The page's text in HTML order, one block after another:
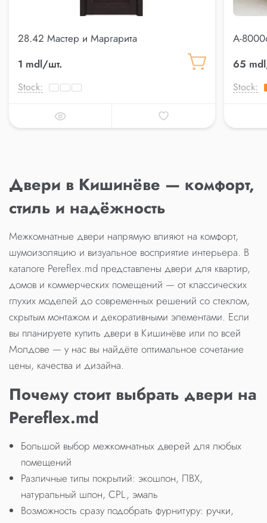
28.42 Мастер и Маргарита
1 mdl/шт.
Stock:
A-
65
Stock:
Двери в Кишинёве — комфорт,
стиль и надёжность
Межкомнатные двери напрямую влияют на комфорт,
шумоизоляцию и визуальное восприятие интерьера. В
каталоге Pereflex.md представлены двери для квартир,
домов и коммерческих помещений — от классических
глухих моделей до современных решений со стеклом,
скрытым монтажом и декоративными элементами. Если
вы планируете купить двери в Кишинёве или по всей
Молдове — у нас вы найдёте оптимальное сочетание
цены, качества и дизайна.
Почему стоит выбрать двери на
Pereflex.md
Большой выбор межкомнатных дверей для любых
помещений
Различные типы покрытий: экошпон, ПВХ,
натуральный шпон, CPL, эмаль
Возможность сразу подобрать фурнитуру: ручки,